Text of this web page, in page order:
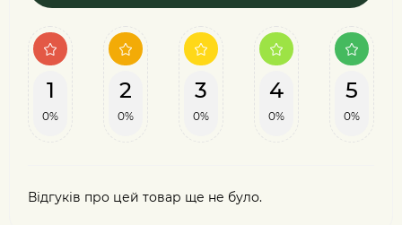
1
0%
2
0%
3
0%
4
0%
5
0%
Відгуків про цей товар ще не було.